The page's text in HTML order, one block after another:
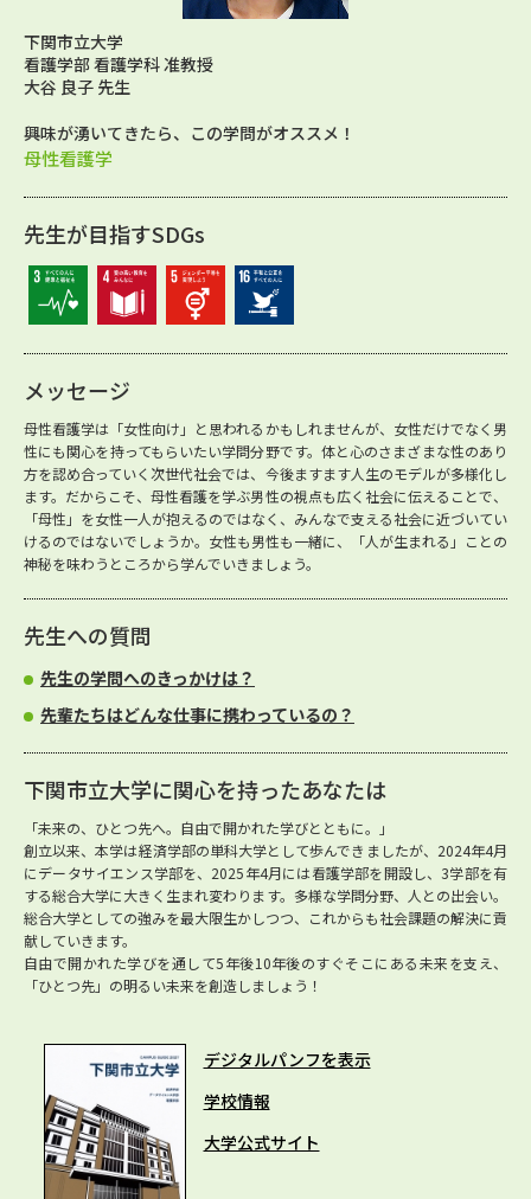
下関市立大学
看護学部 看護学科 准教授
大谷 良子 先生
興味が湧いてきたら、この学問がオススメ！
母性看護学
先生が目指すSDGs
メッセージ
母性看護学は「女性向け」と思われるかもしれませんが、女性だけでなく男
性にも関心を持ってもらいたい学問分野です。体と心のさまざまな性のあり
方を認め合っていく次世代社会では、今後ますます人生のモデルが多様化し
ます。だからこそ、母性看護を学ぶ男性の視点も広く社会に伝えることで、
「母性」を女性一人が抱えるのではなく、みんなで支える社会に近づいてい
けるのではないでしょうか。女性も男性も一緒に、「人が生まれる」ことの
神秘を味わうところから学んでいきましょう。
先生への質問
先生の学問へのきっかけは？
先輩たちはどんな仕事に携わっているの？
下関市立大学に関心を持ったあなたは
「未来の、ひとつ先へ。自由で開かれた学びとともに。」
創立以来、本学は経済学部の単科大学として歩んできましたが、2024年4月
にデータサイエンス学部を、2025年4月には看護学部を開設し、3学部を有
する総合大学に大きく生まれ変わります。多様な学問分野、人との出会い。
総合大学としての強みを最大限生かしつつ、これからも社会課題の解決に貢
献していきます。
自由で開かれた学びを通して5年後10年後のすぐそこにある未来を支え、
「ひとつ先」の明るい未来を創造しましょう！
デジタルパンフを表示
学校情報
大学公式サイト